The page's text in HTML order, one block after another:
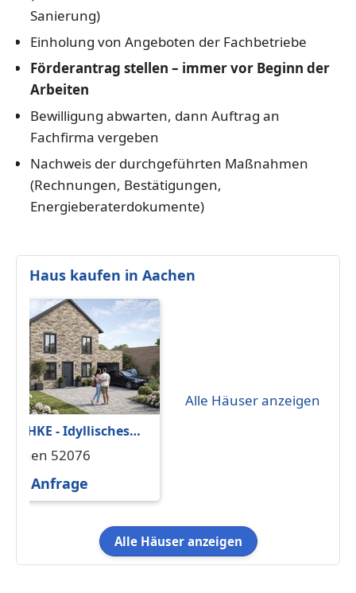
Sanierung)
Einholung von Angeboten der Fachbetriebe
Förderantrag stellen – immer vor Beginn der
Arbeiten
Bewilligung abwarten, dann Auftrag an
Fachfirma vergeben
Nachweis der durchgeführten Maßnahmen
(Rechnungen, Bestätigungen,
Energieberaterdokumente)
Haus kaufen in Aachen
JÄSCHKE - Idyllisches
Grundstück in zweiter
mit unverbaubarem
Aachen 52076
Auf Anfrage
Alle Häuser anzeigen
Alle Häuser anzeigen